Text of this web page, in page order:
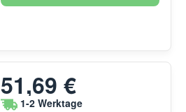
51,69 €
1-2 Werktage